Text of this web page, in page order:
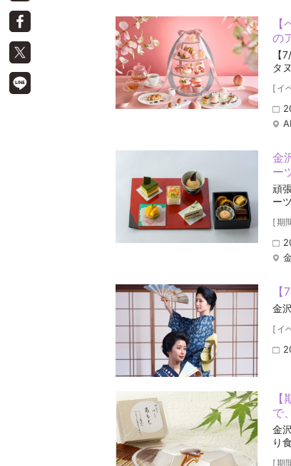
の
【
タ
[ イ
金
ー
頑
ー
[期
金
[ イ
で
金
り
[期